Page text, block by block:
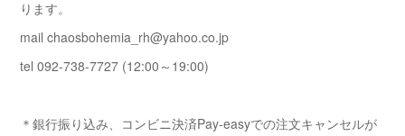
ります。
mail chaosbohemia_rh@yahoo.co.jp
tel 092-738-7727 (12:00～19:00)
＊銀行振り込み、コンビニ決済Pay-easyでの注文キャンセルが